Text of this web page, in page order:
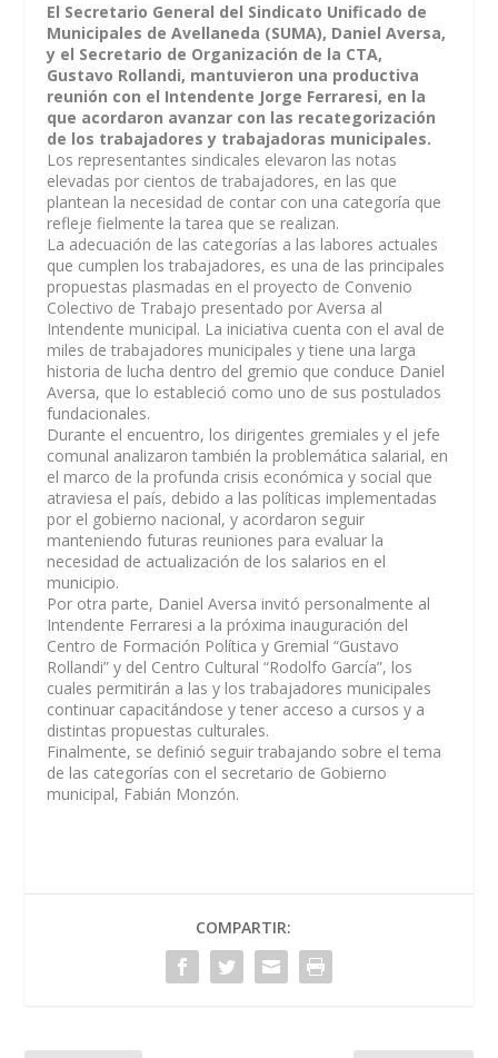
El Secretario General del Sindicato Unificado de
Municipales de Avellaneda (SUMA), Daniel Aversa,
y el Secretario de Organización de la CTA,
Gustavo Rollandi, mantuvieron una productiva
reunión con el Intendente Jorge Ferraresi, en la
que acordaron avanzar con las recategorización
de los trabajadores y trabajadoras municipales.
Los representantes sindicales elevaron las notas
elevadas por cientos de trabajadores, en las que
plantean la necesidad de contar con una categoría que
refleje fielmente la tarea que se realizan.
La adecuación de las categorías a las labores actuales
que cumplen los trabajadores, es una de las principales
propuestas plasmadas en el proyecto de Convenio
Colectivo de Trabajo presentado por Aversa al
Intendente municipal. La iniciativa cuenta con el aval de
miles de trabajadores municipales y tiene una larga
historia de lucha dentro del gremio que conduce Daniel
Aversa, que lo estableció como uno de sus postulados
fundacionales.
Durante el encuentro, los dirigentes gremiales y el jefe
comunal analizaron también la problemática salarial, en
el marco de la profunda crisis económica y social que
atraviesa el país, debido a las políticas implementadas
por el gobierno nacional, y acordaron seguir
manteniendo futuras reuniones para evaluar la
necesidad de actualización de los salarios en el
municipio.
Por otra parte, Daniel Aversa invitó personalmente al
Intendente Ferraresi a la próxima inauguración del
Centro de Formación Política y Gremial “Gustavo
Rollandi” y del Centro Cultural “Rodolfo García”, los
cuales permitirán a las y los trabajadores municipales
continuar capacitándose y tener acceso a cursos y a
distintas propuestas culturales.
Finalmente, se definió seguir trabajando sobre el tema
de las categorías con el secretario de Gobierno
municipal, Fabián Monzón.
COMPARTIR: